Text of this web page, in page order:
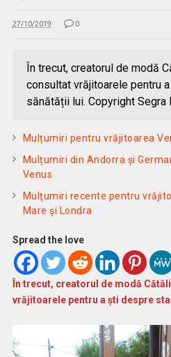
27/10/2019 0
În trecut, creatorul de modă
consultat vrăjitoarele pentru
sănătății lui. Copyright Segra
Mulțumiri pentru vrăjitoarea
Mulțumiri din Andorra și
Venus
Mulţumiri recente pentru
Mare și Londra
Spread the love
În trecut, creatorul de modă
vrăjitoarele pentru a ști despre